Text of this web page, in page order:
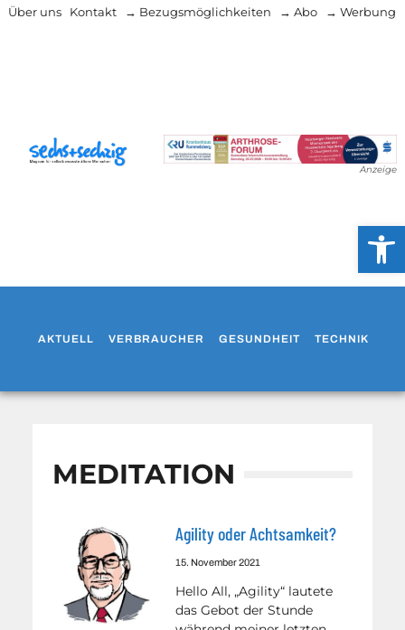
Über uns Kontakt → Bezugsmöglichkeiten → Abo → Werbung
Anzeige
AKTUELL VERBRAUCHER GESUNDHEIT TECHNIK
MEDITATION
Agility oder Achtsamkeit?
15. November 2021
Hello All, „Agility“ lautete
das Gebot der Stunde